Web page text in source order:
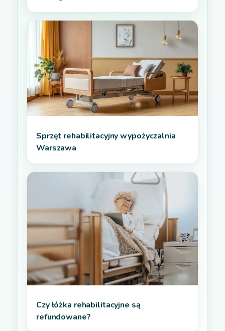
Sprzęt rehabilitacyjny wypożyczalnia
Warszawa
Czy łóżka rehabilitacyjne są
refundowane?